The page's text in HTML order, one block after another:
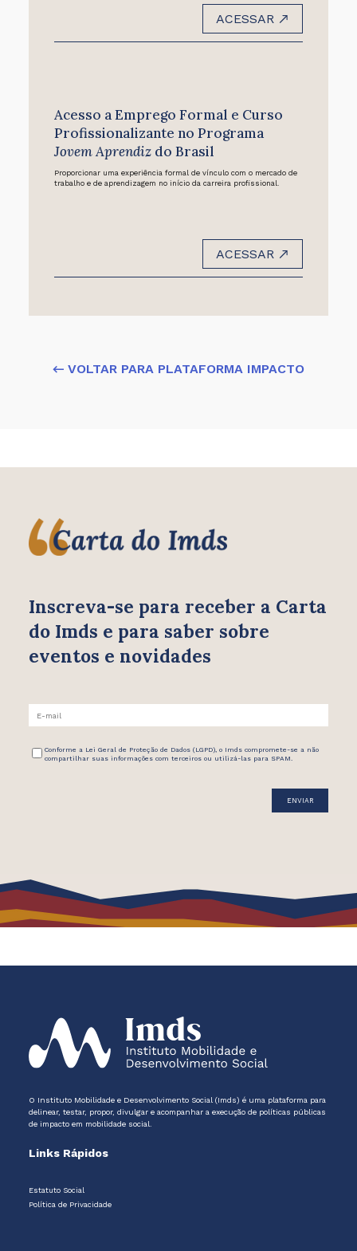
ACESSAR
Acesso a Emprego Formal e Curso
Profissionalizante no Programa
Jovem Aprendizdo Brasil
Proporcionar uma experiência formal de vínculo com o mercado de
trabalho e de aprendizagem no início da carreira profissional.
ACESSAR
← VOLTAR PARA PLATAFORMA IMPACTO
Inscreva-se para receber a Carta
do Imds e para saber sobre
eventos e novidades
Conforme a Lei Geral de Proteção de Dados (LGPD), o Imds compromete-se a não
compartilhar suas informações com terceiros ou utilizá-las para SPAM.
O Instituto Mobilidade e Desenvolvimento Social (Imds) é uma plataforma para
delinear, testar, propor, divulgar e acompanhar a execução de políticas públicas
de impacto em mobilidade social.
Links Rápidos
Estatuto Social
Política de Privacidade